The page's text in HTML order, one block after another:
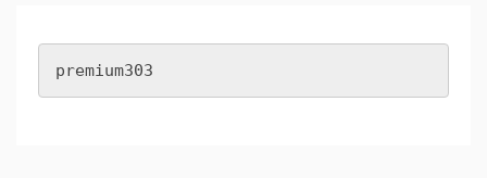
premium303